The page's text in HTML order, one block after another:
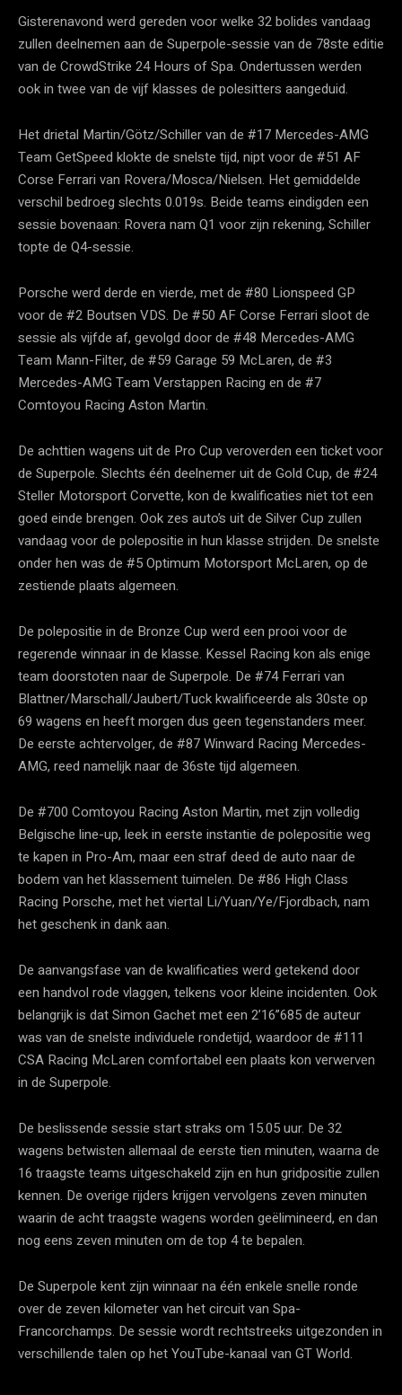
Gisterenavond werd gereden voor welke 32 bolides vandaag
zullen deelnemen aan de Superpole-sessie van de 78ste editie
van de CrowdStrike 24 Hours of Spa. Ondertussen werden
ook in twee van de vijf klasses de polesitters aangeduid.
Het drietal Martin/Götz/Schiller van de #17 Mercedes-AMG
Team GetSpeed klokte de snelste tijd, nipt voor de #51 AF
Corse Ferrari van Rovera/Mosca/Nielsen. Het gemiddelde
verschil bedroeg slechts 0.019s. Beide teams eindigden een
sessie bovenaan: Rovera nam Q1 voor zijn rekening, Schiller
topte de Q4-sessie.
Porsche werd derde en vierde, met de #80 Lionspeed GP
voor de #2 Boutsen VDS. De #50 AF Corse Ferrari sloot de
sessie als vijfde af, gevolgd door de #48 Mercedes-AMG
Team Mann-Filter, de #59 Garage 59 McLaren, de #3
Mercedes-AMG Team Verstappen Racing en de #7
Comtoyou Racing Aston Martin.
De achttien wagens uit de Pro Cup veroverden een ticket voor
de Superpole. Slechts één deelnemer uit de Gold Cup, de #24
Steller Motorsport Corvette, kon de kwalificaties niet tot een
goed einde brengen. Ook zes auto’s uit de Silver Cup zullen
vandaag voor de polepositie in hun klasse strijden. De snelste
onder hen was de #5 Optimum Motorsport McLaren, op de
zestiende plaats algemeen.
De polepositie in de Bronze Cup werd een prooi voor de
regerende winnaar in de klasse. Kessel Racing kon als enige
team doorstoten naar de Superpole. De #74 Ferrari van
Blattner/Marschall/Jaubert/Tuck kwalificeerde als 30ste op
69 wagens en heeft morgen dus geen tegenstanders meer.
De eerste achtervolger, de #87 Winward Racing Mercedes-
AMG, reed namelijk naar de 36ste tijd algemeen.
De #700 Comtoyou Racing Aston Martin, met zijn volledig
Belgische line-up, leek in eerste instantie de polepositie weg
te kapen in Pro-Am, maar een straf deed de auto naar de
bodem van het klassement tuimelen. De #86 High Class
Racing Porsche, met het viertal Li/Yuan/Ye/Fjordbach, nam
het geschenk in dank aan.
De aanvangsfase van de kwalificaties werd getekend door
een handvol rode vlaggen, telkens voor kleine incidenten. Ook
belangrijk is dat Simon Gachet met een 2’16”685 de auteur
was van de snelste individuele rondetijd, waardoor de #111
CSA Racing McLaren comfortabel een plaats kon verwerven
in de Superpole.
De beslissende sessie start straks om 15.05 uur. De 32
wagens betwisten allemaal de eerste tien minuten, waarna de
16 traagste teams uitgeschakeld zijn en hun gridpositie zullen
kennen. De overige rijders krijgen vervolgens zeven minuten
waarin de acht traagste wagens worden geëlimineerd, en dan
nog eens zeven minuten om de top 4 te bepalen.
De Superpole kent zijn winnaar na één enkele snelle ronde
over de zeven kilometer van het circuit van Spa-
Francorchamps. De sessie wordt rechtstreeks uitgezonden in
verschillende talen op het YouTube-kanaal van GT World.